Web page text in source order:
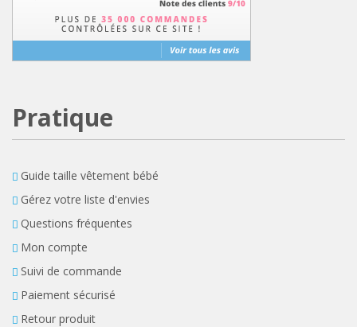
Pratique
Guide taille vêtement bébé
Gérez votre liste d'envies
Questions fréquentes
Mon compte
Suivi de commande
Paiement sécurisé
Retour produit